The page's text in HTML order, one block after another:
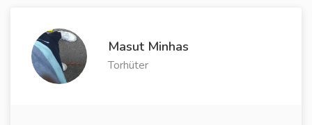
Masut Minhas
Torhüter